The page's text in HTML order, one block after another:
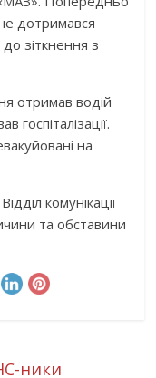
дотримався
зіткнення з
отримав водій
госпіталізації.
на
комунікації
та обставини
ники